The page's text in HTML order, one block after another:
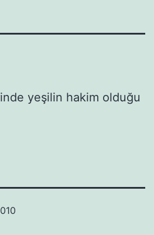
yeşilin hakim olduğu